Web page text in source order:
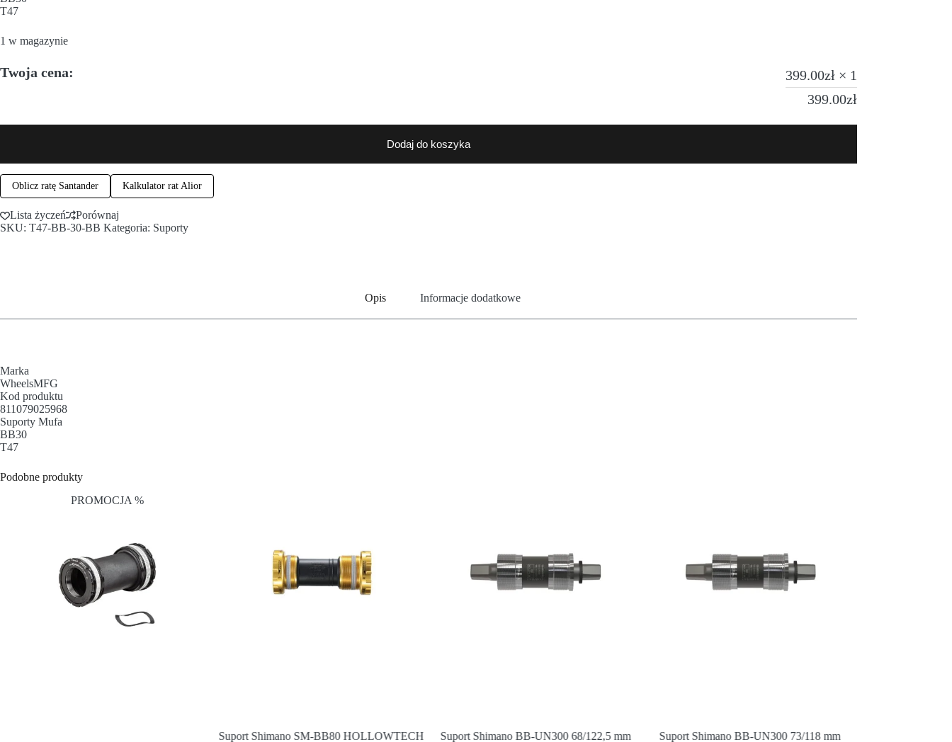
T47
1 w magazynie
Twoja cena: 399.00zł × 1
399.00zł
Dodaj do koszyka
Oblicz ratę Santander Kalkulator rat Alior
Lista życzeń
Porównaj
SKU: T47-BB-30-BB Kategoria: Suporty
Opis Informacje dodatkowe
Marka
WheelsMFG
Kod produktu
811079025968
Suporty Mufa
BB30
T47
Podobne produkty
PROMOCJA %
Suport Shimano SM-BB80 HOLLOWTECH
Suport Shimano BB-UN300 68/122,5 mm
Suport Shimano BB-UN300 73/118 mm